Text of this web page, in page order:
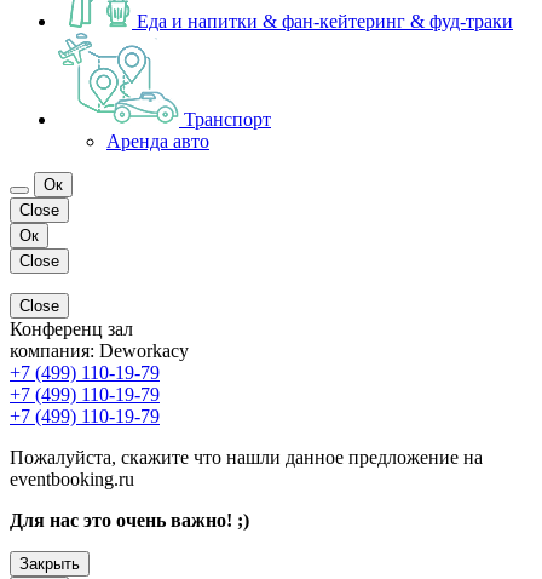
Еда и напитки & фан-кейтеринг & фуд-траки
Транспорт
Аренда авто
Ок
Close
Ок
Close
Close
Конференц зал
компания: Deworkacy
+7 (499) 110-19-79
+7 (499) 110-19-79
+7 (499) 110-19-79
Пожалуйста, скажите что нашли данное предложение на
eventbooking.ru
Для нас это очень важно! ;)
Закрыть